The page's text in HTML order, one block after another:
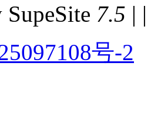
SupeSite 7.5 | |
号-2